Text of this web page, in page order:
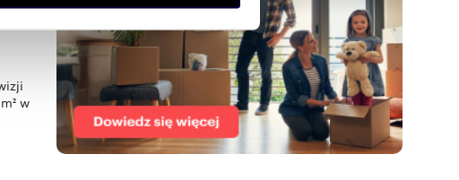
otrzymanymi od Ciebie lub
w